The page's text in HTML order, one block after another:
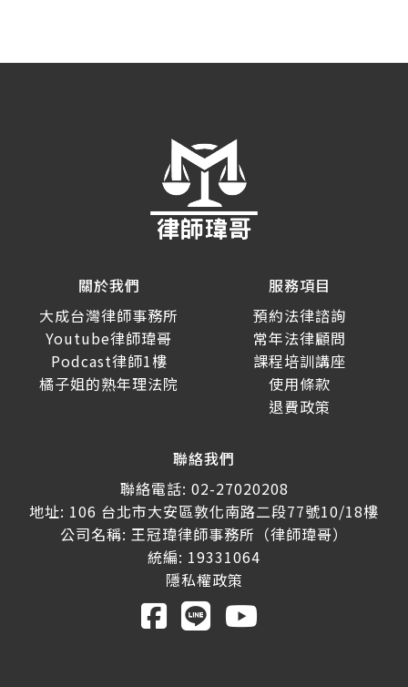
關於我們
大成台灣律師事務所
Youtube律師瑋哥
Podcast律師1樓
橘子姐的熟年理法院
服務項目
預約法律諮詢
常年法律顧問
課程培訓講座
使用條款
退費政策
聯絡我們
聯絡電話: 02-27020208
地址: 106 台北市大安區敦化南路二段77號10/18樓
公司名稱: 王冠瑋律師事務所（律師瑋哥）
統編: 19331064
隱私權政策